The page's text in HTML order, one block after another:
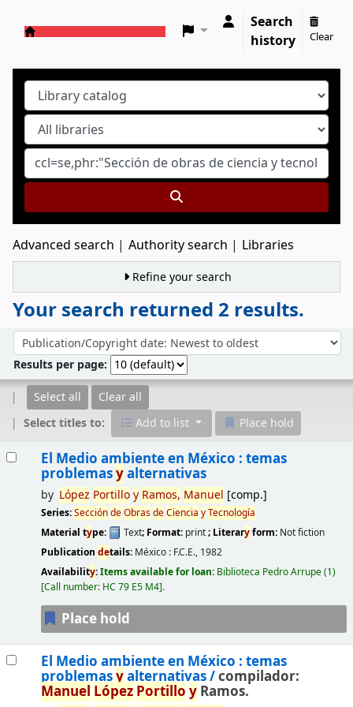
Search
history
Clear
Advanced search Authority search Libraries
Refine your search
Your search returned 2 results.
Sort by:
Results per page:
Select all
Clear all
Select titles to:
Add to list Place hold
El Medio ambiente en México : temas
problemasyalternativas
by López Portilloy Ramos, Manuel [comp.]
Series:SeccióndeObrasdeCiencia yTecnología
Material type: Text; Format: print; Literaryform: Not fiction
Publication details: México : F.C.E., 1982
Availability:Items available for loan: Biblioteca Pedro Arrupe(1)
Call number: HC 79 E5 M4 .
Place hold
El Medio ambiente en México : temas
problemasyalternativas /compilador:
Manuel López Portillo yRamos.